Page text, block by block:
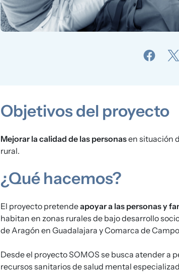
Objetivos del proyecto
Mejorar la calidad de las personasen situación
rural.
¿Qué hacemos?
El proyecto pretendeapoyar a las personas y
habitan en zonas rurales de bajo desarrollo
de Aragón en Guadalajara y Comarca de
Desde el proyecto SOMOS se busca atender a
recursos sanitarios de salud mental